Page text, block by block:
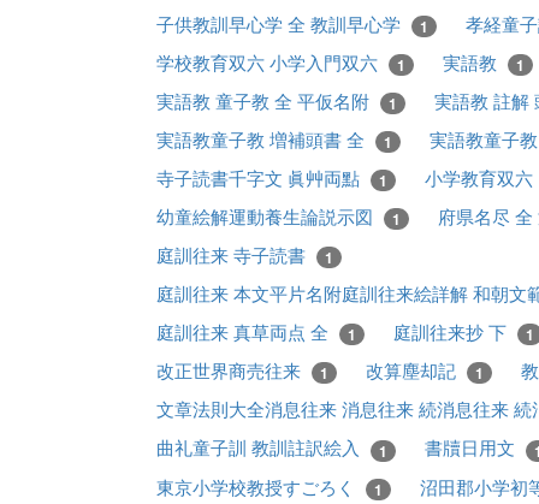
子供教訓早心学 全 教訓早心学
1
孝経童
学校教育双六 小学入門双六
1 実語教 1
実語教 童子教 全 平仮名附 1
実語教 註解
実語教童子教 増補頭書 全
1
実語教童子
寺子読書千字文 眞艸両點
1
小学教育双六
幼童絵解運動養生論説示図
1
府県名尽
庭訓往来 寺子読書
1
庭訓往来 本文平片名附庭訓往来絵詳解 和朝
庭訓往来 真草両点 全
1 庭訓往来抄 下 1
改正世界商売往来 1 改算塵却記 1
文章法則大全消息往来 消息往来 続消息往来
曲礼童子訓 教訓註訳絵入
1 書牘日用文
東京小学校教授すごろく 1
沼田郡小学初